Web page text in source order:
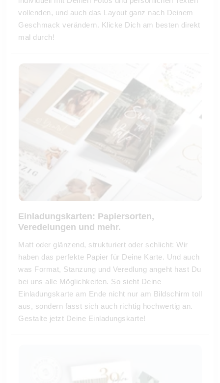
vollenden, und auch das Layout ganz nach Deinem
Geschmack verändern. Klicke Dich am besten direkt
mal durch!
Einladungskarten: Papiersorten,
Veredelungen und mehr.
Matt oder glänzend, strukturiert oder schlicht: Wir
haben das perfekte Papier für Deine Karte. Und auch
was Format, Stanzung und Veredlung angeht hast Du
bei uns alle Möglichkeiten. So sieht Deine
Einladungskarte am Ende nicht nur am Bildschirm toll
aus, sondern fasst sich auch richtig hochwertig an.
Gestalte jetzt Deine Einladungskarte!